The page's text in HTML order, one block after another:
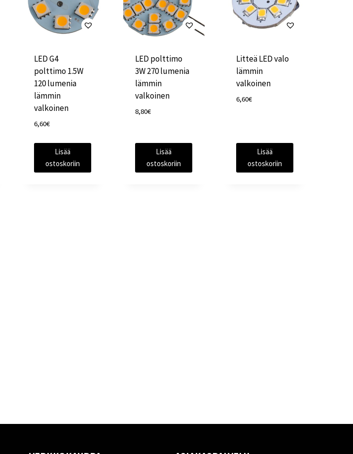
LED G4
polttimo 1.5W
120 lumenia
lämmin
valkoinen
6,60€
Lisää
ostoskoriin
LED polttimo
3W 270 lumenia
lämmin
valkoinen
8,80€
Lisää
ostoskoriin
Litteä LED valo
lämmin
valkoinen
6,60€
Lisää
ostoskoriin